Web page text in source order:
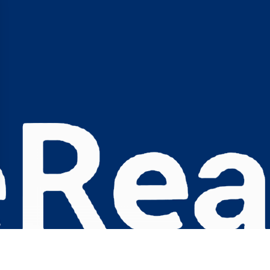
de confidentialité, en garantissant la conformité avec